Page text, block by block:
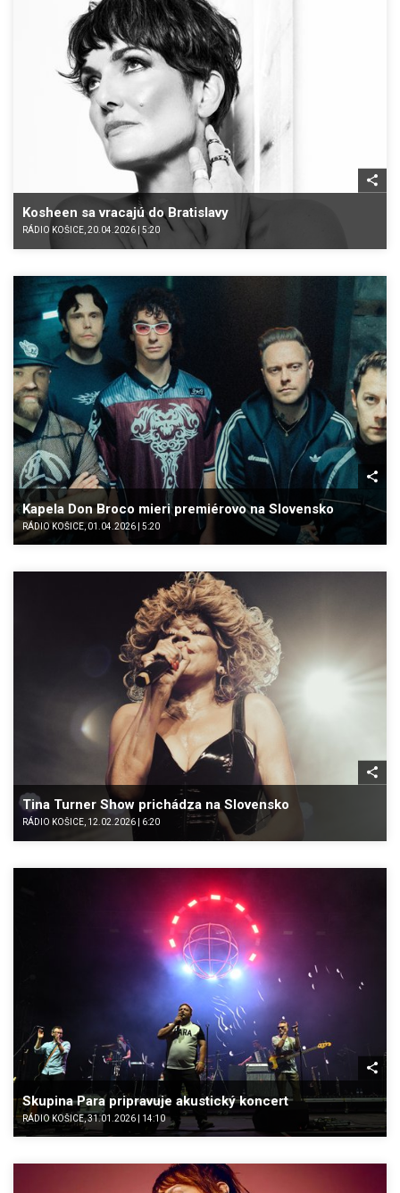
Kosheen sa vracajú do Bratislavy
RÁDIO KOŠICE, 20.04.2026 | 5:20
Kapela Don Broco mieri premiérovo na Slovensko
RÁDIO KOŠICE, 01.04.2026 | 5:20
Tina Turner Show prichádza na Slovensko
RÁDIO KOŠICE, 12.02.2026 | 6:20
Skupina Para pripravuje akustický koncert
RÁDIO KOŠICE, 31.01.2026 | 14:10